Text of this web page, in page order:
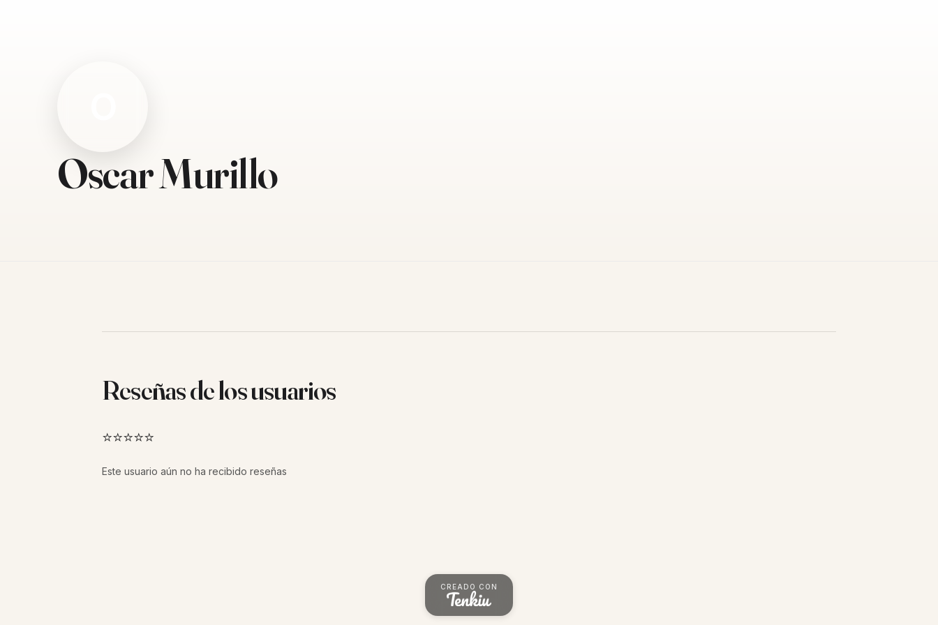
Oscar Murillo
Reseñas de los usuarios
⭐⭐⭐⭐⭐
Este usuario aún no ha recibido reseñas
CREADO CON